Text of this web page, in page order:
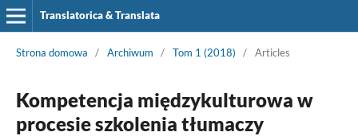
Translatorica & Translata
Strona domowa / Archiwum / Tom 1 (2018) / Articles
Kompetencja międzykulturowa w
procesie szkolenia tłumaczy